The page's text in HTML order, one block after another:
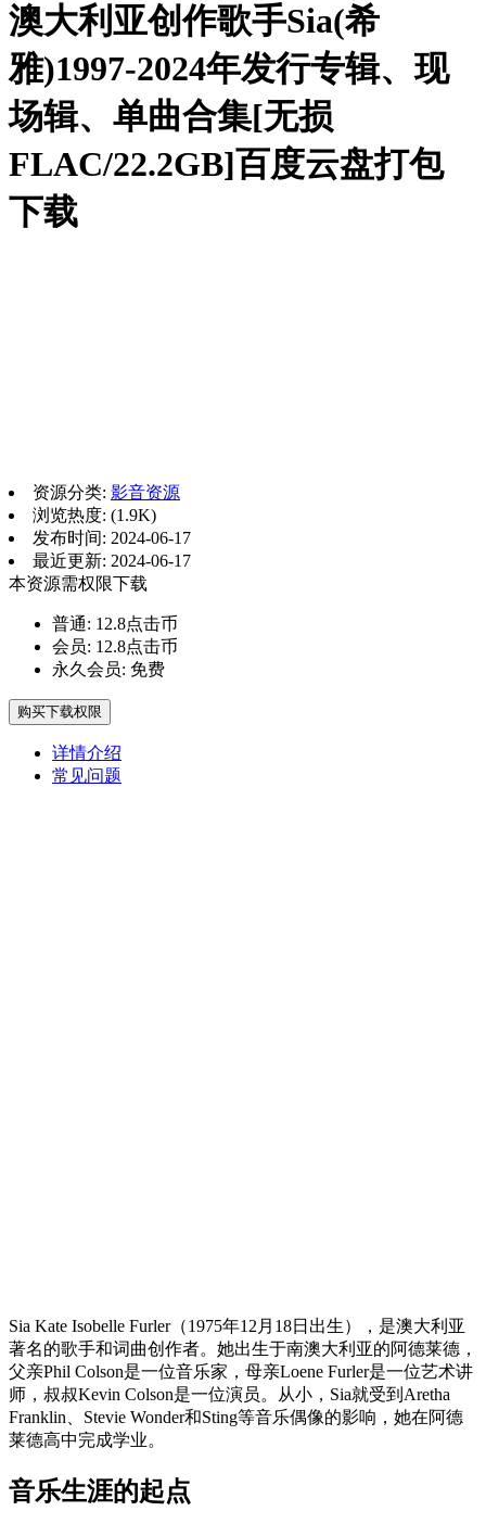
澳大利亚创作歌手Sia(希
雅)1997-2024年发行专辑、现
场辑、单曲合集[无损
FLAC/22.2GB]百度云盘打包
下载
资源分类: 影音资源
浏览热度: (1.9K)
发布时间: 2024-06-17
最近更新: 2024-06-17
本资源需权限下载
普通: 12.8点击币
会员: 12.8点击币
永久会员: 免费
购买下载权限
详情介绍
常见问题
Sia Kate Isobelle Furler（1975年12月18日出生），是澳大利亚
著名的歌手和词曲创作者。她出生于南澳大利亚的阿德莱德，
父亲Phil Colson是一位音乐家，母亲Loene Furler是一位艺术讲
师，叔叔Kevin Colson是一位演员。从小，Sia就受到Aretha
Franklin、Stevie Wonder和Sting等音乐偶像的影响，她在阿德
莱德高中完成学业。
音乐生涯的起点